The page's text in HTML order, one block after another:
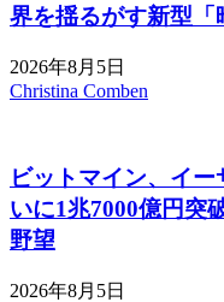
界を揺るがす新型
2026年8月5日
Christina Comben
ビットマイン、イ
いに1兆7000億円突
野望
2026年8月5日